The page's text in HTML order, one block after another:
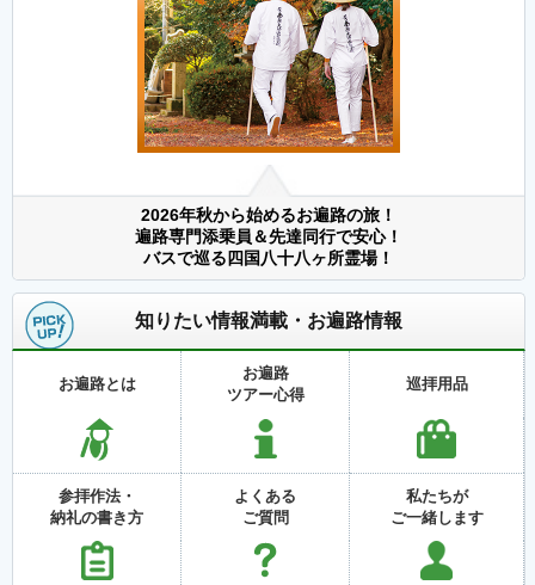
2026年秋から始めるお遍路の旅！
遍路専門添乗員＆先達同行で安心！
バスで巡る四国八十八ヶ所霊場！
知りたい情報満載・お遍路情報
お遍路とは
お遍路
ツアー心得
巡拝用品
参拝作法・
納礼の書き方
よくある
ご質問
私たちが
ご一緒します